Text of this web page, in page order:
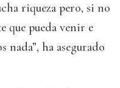
riqueza pero, si no
que pueda venir e
nada”, ha asegurado